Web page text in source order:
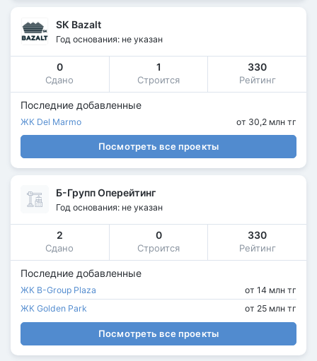
SК Bazalt
Год основания: не указан
0
Сдано
1
Строится
330
Рейтинг
Последние добавленные
ЖК Del Marmo от 30,2 млн тг
Посмотреть все проекты
Б-Групп Оперейтинг
Год основания: не указан
2
Сдано
0
Строится
330
Рейтинг
Последние добавленные
ЖК B-Group Plaza
от 14 млн тг
ЖК Golden Park
от 25 млн тг
Посмотреть все проекты